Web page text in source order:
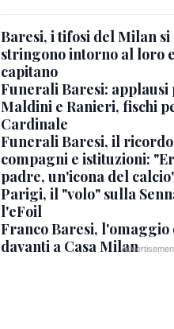
Baresi, i tifosi del Milan si
stringono intorno al loro
capitano
Funerali Baresi: applausi
Maldini e Ranieri, fischi
Cardinale
Funerali Baresi, il
compagni e istituzioni:
padre, un'icona del
Parigi, il "volo" sulla
l'eFoil
Franco Baresi, l'omaggio
davanti a Casa Milan